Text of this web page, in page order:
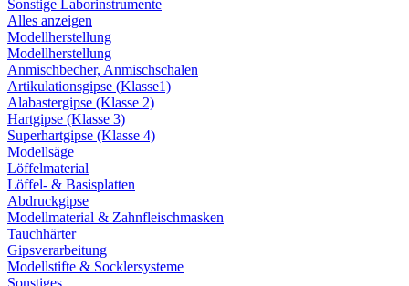
Sonstige Laborinstrumente
Alles anzeigen
Modellherstellung
Modellherstellung
Anmischbecher, Anmischschalen
Artikulationsgipse (Klasse1)
Alabastergipse (Klasse 2)
Hartgipse (Klasse 3)
Superhartgipse (Klasse 4)
Modellsäge
Löffelmaterial
Löffel- & Basisplatten
Abdruckgipse
Modellmaterial & Zahnfleischmasken
Tauchhärter
Gipsverarbeitung
Modellstifte & Socklersysteme
Sonstiges